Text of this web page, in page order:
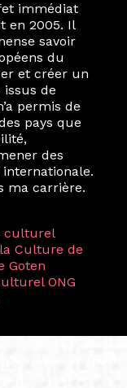
immédiat
en 2005. Il
savoir
du
et créer un
de
permis de
pays que
des
ma carrière.
culturel
Culture de
Goten
ONG